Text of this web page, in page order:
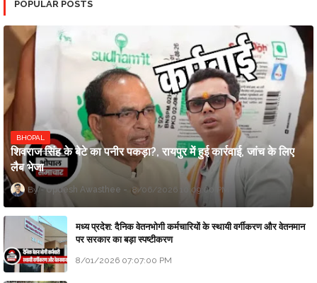
POPULAR POSTS
BHOPAL
शिवराज सिंह के बेटे का पनीर पकड़ा?, रायपुर में हुई कार्रवाई, जांच के लिए
लैब भेजा
Updesh Awasthee 8/06/2026 10:09:00 PM
मध्य प्रदेश: दैनिक वेतनभोगी कर्मचारियों के स्थायी वर्गीकरण और वेतनमान
पर सरकार का बड़ा स्पष्टीकरण
8/01/2026 07:07:00 PM